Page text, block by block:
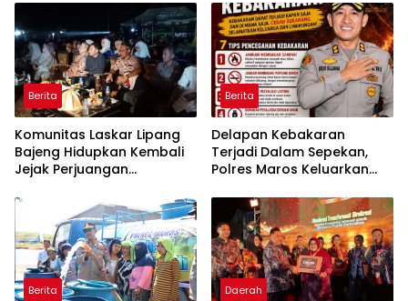
Berita
Komunitas Laskar Lipang
Bajeng Hidupkan Kembali
Jejak Perjuangan
Wabup Takalar: Apresiasi
Bahwa Sejarah Adalah
Warisan yang Tak Ternilai”.
Berita
Delapan Kebakaran
Terjadi Dalam Sepekan,
Polres Maros Keluarkan
Masyarakat
Berita Daerah